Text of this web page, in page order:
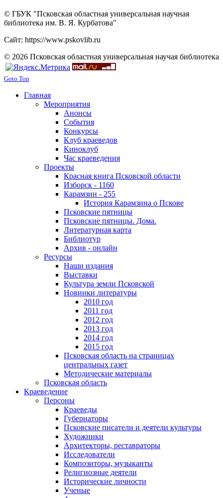
© ГБУК "Псковская областная универсальная научная
библиотека им. В. Я. Курбатова"
Сайт: https://www.pskovlib.ru
© 2026 Псковская областная универсальная научая библиотека
Goto Top
Главная
Мероприятия
Анонсы
События
Конкурсы
Клуб краеведов
Киноклуб
Час краеведения
Проекты
Красная книга Псковской области
Изборск - 1160
Карамзин - 255
История Карамзина о Пскове
Псковские пятницы
Псковские пятницы. Дома.
Литературная карта
Библиотур
Архив - онлайн
Ресурсы
Наши издания
Выставки
Культура земли Псковской
Новинки литературы
2010 год
2011 год
2012 год
2013 год
2014 год
2015 год
Псковская область на страницах
центральных газет
Методические материалы
Псковская область
Краеведение
Персоны
Краеведы
Губернаторы
Псковские писатели и деятели культуры
Художники
Архитекторы, реставраторы
Исследователи
Композиторы, музыканты
Религиозные деятели
Исторические личности
Ученые